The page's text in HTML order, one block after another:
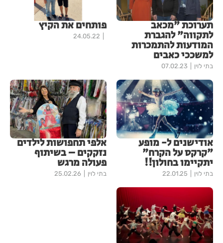
תערוכת "מכאב
לתקווה" להגברת
המודעות להתמכרות
למשככי כאבים
בתי לוין 07.02.23
פותחים את הקיץ
24.05.22
אודישנים ל- מופע
"קרקס על הקרח"
יתקיימו בחולון!!
בתי לוין 22.01.25
אלפי תחפושות לילדים
נזקקים – בשיתוף
פעולה מרגש
בתי לוין 25.02.26